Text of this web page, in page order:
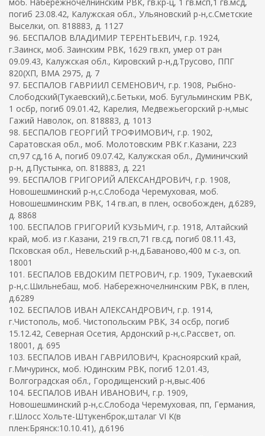
погиб 23.08.42, Калужская обл., Ульяновский р-н,с.Сметские
Выселки, оп. 818883, д. 1127
96. БЕСПАЛОВ ВЛАДИМИР ТЕРЕНТЬЕВИЧ, г.р. 1924,
г.Заинск, моб. Заинским РВК, 1629 гв.кп, умер от ран
09.09.43, Калужская обл., Кировский р-н,д.Трусово, ППГ
820(ХП, ВМА 2975, д. 7
97. БЕСПАЛОВ ГАВРИИЛ СЕМЕНОВИЧ, г.р. 1908, Рыбно-
Слободский(Тукаевский),с.Бетьки, моб. Бугульминским РВК,
1 осбр, погиб 09.01.42, Карелия, Медвежьегорский р-н,мыс
Гажий Наволок, оп. 818883, д. 1013
98. БЕСПАЛОВ ГЕОРГИЙ ТРОФИМОВИЧ, г.р. 1902,
Саратовская обл., моб. Молотовским РВК г.Казани, 223
сп,97 сд,16 А, погиб 09.07.42, Калужская обл., Думиничский
р-н, д.Пустынка, оп. 818883, д. 221
99. БЕСПАЛОВ ГРИГОРИЙ АЛЕКСАНДРОВИЧ, г.р. 1908,
Новошешминский р-н,с.Слобода Черемуховая, моб.
Новошешминским РВК, 14 гв.ап, в плен, освобожден, д.6289,
д. 8868
100. БЕСПАЛОВ ГРИГОРИЙ КУЗЬМИЧ, г.р. 1918, Алтайский
край, моб. из г.Казани, 219 гв.сп,71 гв.сд, погиб 08.11.43,
Псковская обл., Невельский р-н,д.Баваново,400 м с-з, оп.
18001
101. БЕСПАЛОВ ЕВДОКИМ ПЕТРОВИЧ, г.р. 1909, Тукаевский
р-н,с.Шильнебаш, моб. Набережночелнинским РВК, в плен,
д.6289
102. БЕСПАЛОВ ИВАН АЛЕКСАНДРОВИЧ, г.р. 1914,
г.Чистополь, моб. Чистопольским РВК, 34 осбр, погиб
15.12.42, Северная Осетия, Ардонский р-н,с.Рассвет, оп.
18001, д. 695
103. БЕСПАЛОВ ИВАН ГАВРИЛОВИЧ, Красноярский край,
г.Мичуринск, моб. Юдинским РВК, погиб 12.01.43,
Волгоградская обл., Городищенский р-н,выс.406
104. БЕСПАЛОВ ИВАН ИВАНОВИЧ, г.р. 1909,
Новошешминский р-н,с.Слобода Черемуховая, пп, Германия,
г.Шлосс Хольте-Штукенброк,шталаг VI K(в
плен:Брянск:10.10.41), д.6196